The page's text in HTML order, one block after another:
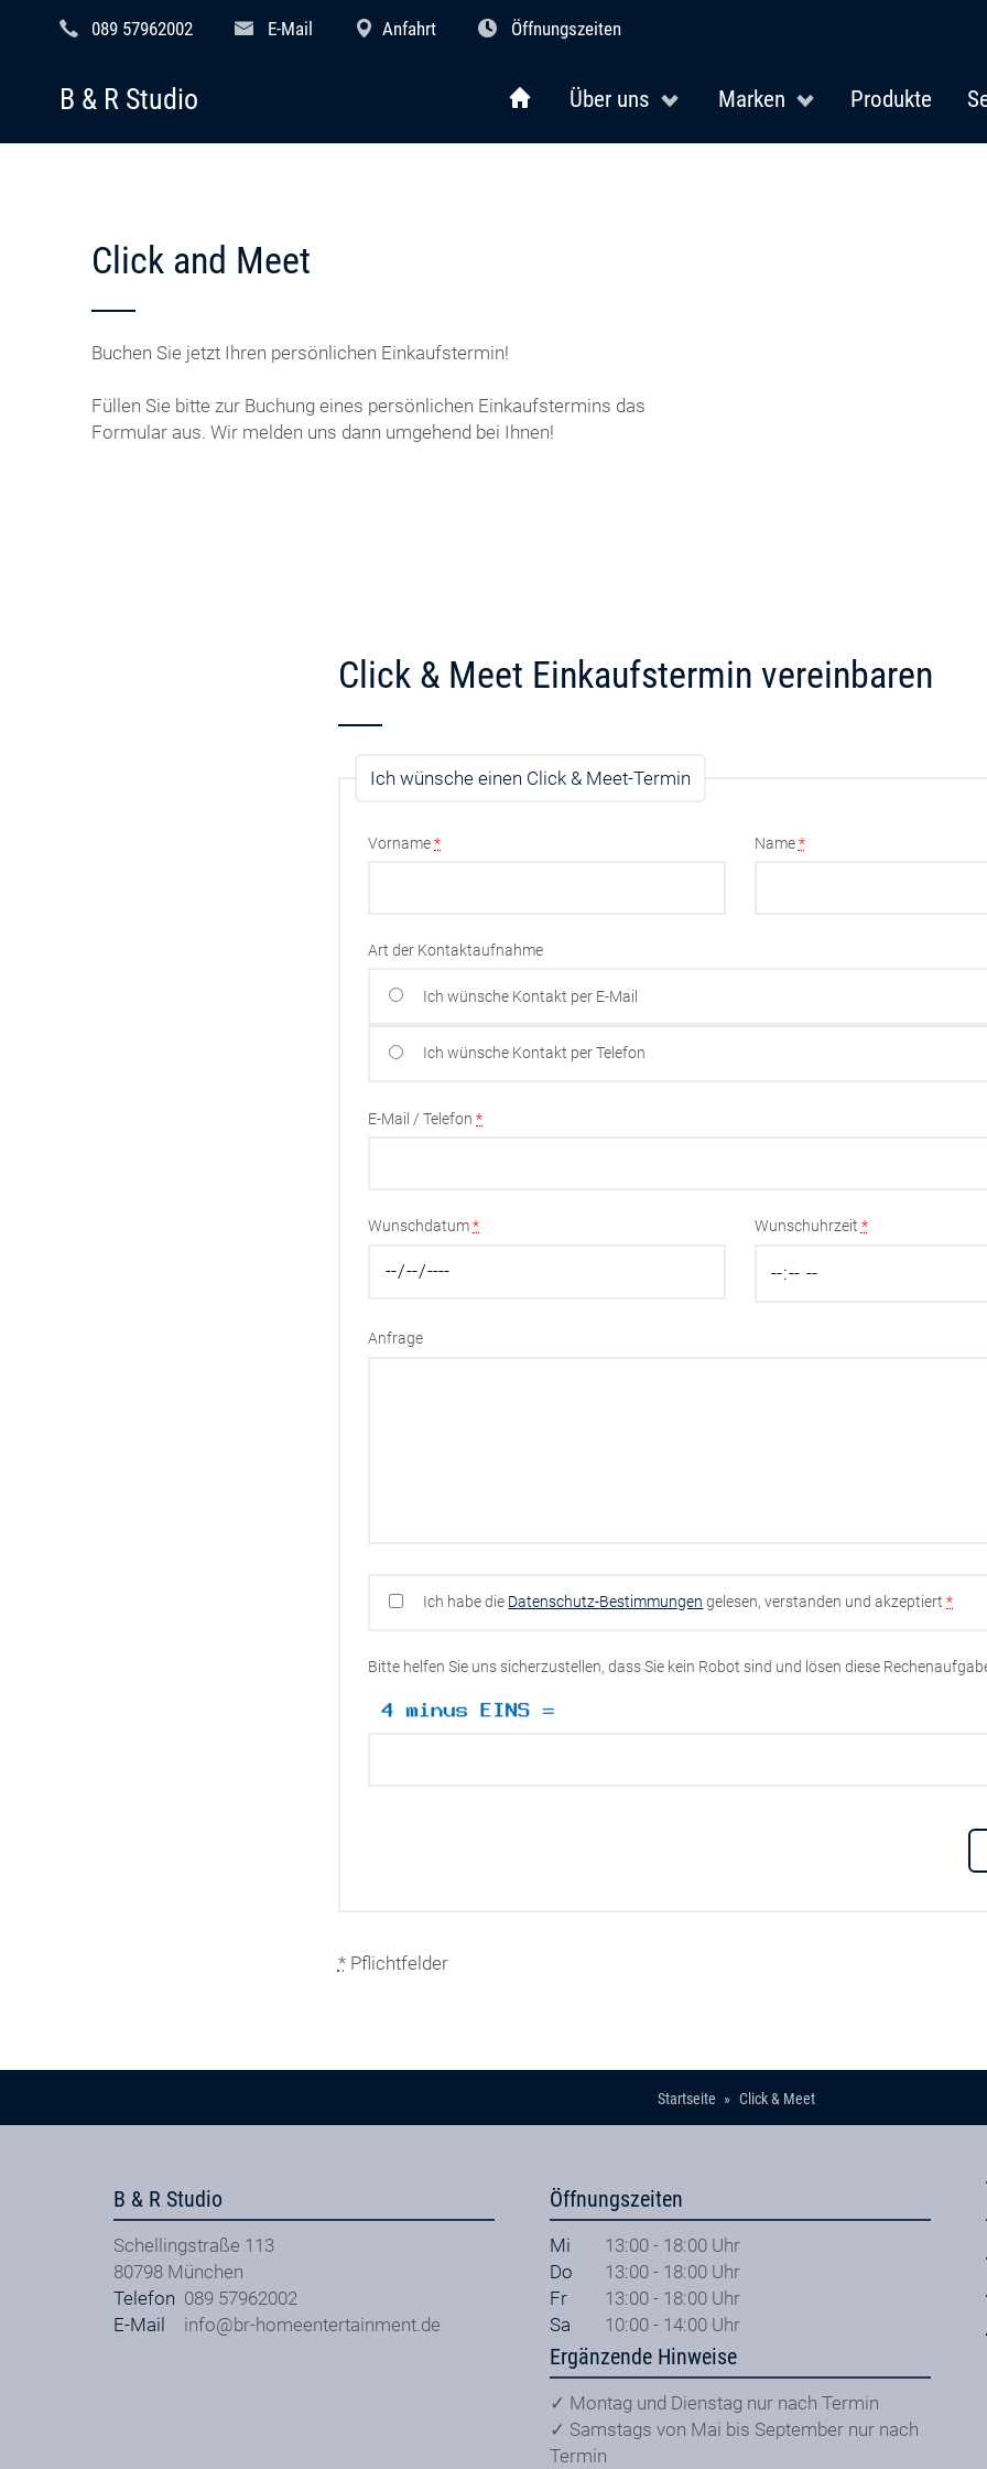
089 57962002 E-Mail Anfahrt Öffnungszeiten
Über uns Marken Produkte
B & R Studio
Click and Meet
Buchen Sie jetzt Ihren persönlichen Einkaufstermin!
Füllen Sie bitte zur Buchung eines persönlichen Einkaufstermins das
Formular aus. Wir melden uns dann umgehend bei Ihnen!
Click & Meet Einkaufstermin vereinbaren
Ich wünsche einen Click & Meet-Termin
Vorname* Name*
Art der Kontaktaufnahme
Ich wünsche Kontakt per E-Mail
Ich wünsche Kontakt per Telefon
E-Mail / Telefon*
Wunschdatum* Wunschuhrzeit *
Anfrage
Ich habe die Datenschutz-Bestimmungen gelesen, verstanden und akzeptiert*
Bitte helfen Sie uns sicherzustellen, dass Sie kein Robot sind und lösen diese
*Pflichtfelder
Startseite Click & Meet
B & R Studio
Schellingstraße 113
80798 München
Telefon 089 57962002
E-Mail
info@br-homeentertainment.de
Öffnungszeiten
Mi
13:00 - 18:00 Uhr
Do
13:00 - 18:00 Uhr
Fr
13:00 - 18:00 Uhr
Sa
10:00 - 14:00 Uhr
Ergänzende Hinweise
✓ Montag und Dienstag nur nach Termin
✓ Samstags von Mai bis September nur nach
Termin